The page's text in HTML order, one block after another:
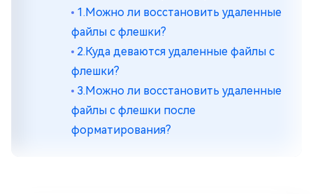
1.Можно ли восстановить удаленные
файлы с флешки?
2.Куда деваются удаленные файлы с
флешки?
3.Можно ли восстановить удаленные
файлы с флешки после
форматирования?